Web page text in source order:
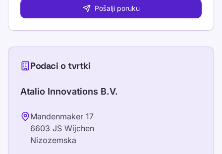
Pošalji poruku
Podaci o tvrtki
Atalio Innovations B.V.
Mandenmaker 17
6603 JS Wijchen
Nizozemska